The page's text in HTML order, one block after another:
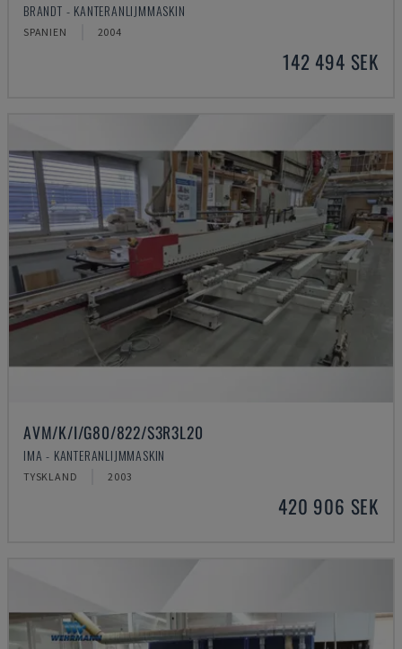
BRANDT - KANTERANLIJMMASKIN
SPANIEN 2004
142 494 SEK
AVM/K/I/G80/822/S3R3L20
IMA - KANTERANLIJMMASKIN
TYSKLAND 2003
420 906 SEK